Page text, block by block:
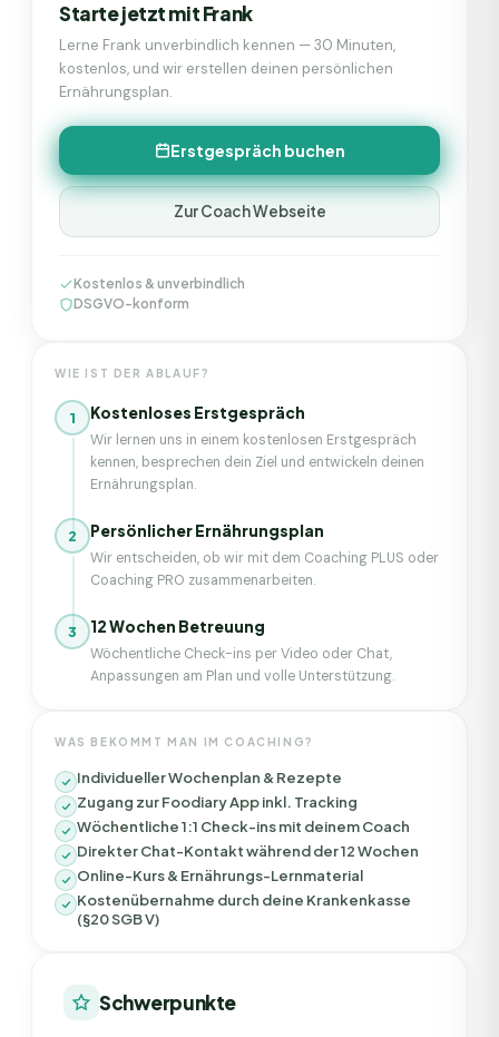
Starte jetzt mitFrank
Lerne Frank unverbindlich kennen — 30 Minuten,
kostenlos, und wir erstellen deinen persönlichen
Ernährungsplan.
Erstgespräch buchen
Zur Coach Webseite
Kostenlos & unverbindlich
DSGVO-konform
WIE IST DER ABLAUF?
1 Kostenloses Erstgespräch
Wir lernen uns in einem kostenlosen Erstgespräch
kennen, besprechen dein Ziel und entwickeln deinen
Ernährungsplan.
2 Persönlicher Ernährungsplan
Wir entscheiden, ob wir mit dem Coaching PLUS oder
Coaching PRO zusammenarbeiten.
3 12 Wochen Betreuung
Wöchentliche Check-ins per Video oder Chat,
Anpassungen am Plan und volle Unterstützung.
WAS BEKOMMT MAN IM COACHING?
Individueller Wochenplan & Rezepte
Zugang zur Foodiary App inkl. Tracking
Wöchentliche 1:1 Check-ins mit deinem Coach
Direkter Chat-Kontakt während der 12 Wochen
Online-Kurs & Ernährungs-Lernmaterial
Kostenübernahme durch deine Krankenkasse
(§20 SGB V)
Schwerpunkte